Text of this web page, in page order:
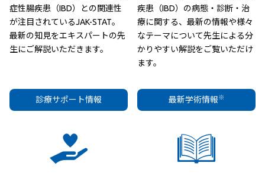
症性腸疾患（IBD）との関連性
が注目されているJAK-STAT。
最新の知見をエキスパートの先
生にご解説いただきます。
疾患（IBD）の病態・診断・治
療に関する、最新の情報や様々
なテーマについて先生による分
かりやすい解説をご覧いただけ
ます。
診療サポート情報 最新学術情報※